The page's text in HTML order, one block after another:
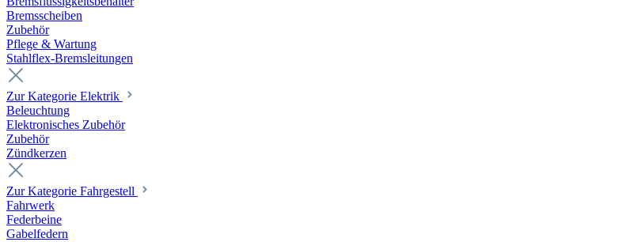
Bremsscheiben
Zubehör
Pflege & Wartung
Stahlflex-Bremsleitungen
Zur Kategorie Elektrik
Beleuchtung
Elektronisches Zubehör
Zubehör
Zündkerzen
Zur Kategorie Fahrgestell
Fahrwerk
Federbeine
Gabelfedern